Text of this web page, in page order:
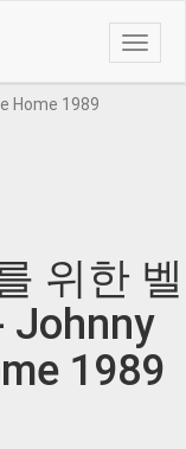
Toggle
Home 1989
위한 벨
Johnny
1989